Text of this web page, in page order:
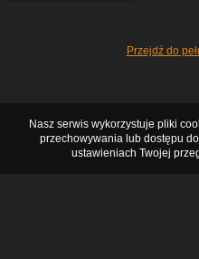
Przejdź do
Nasz serwis wykorzystuje pliki
przechowywania lub dostępu
ustawieniach Twojej